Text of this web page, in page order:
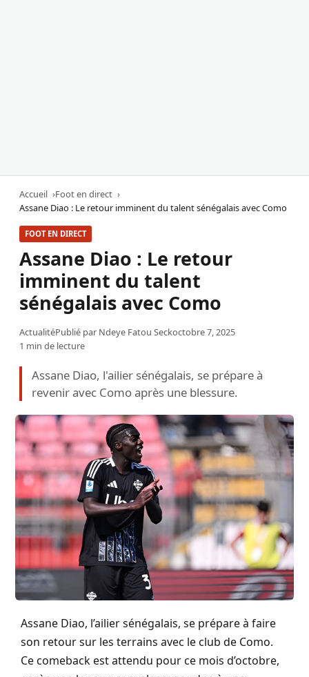
Accueil
Foot en direct
Assane Diao : Le retour imminent du talent sénégalais avec Como
FOOT EN DIRECT
Assane Diao : Le retour
imminent du talent
sénégalais avec Como
ActualitéPublié par Ndeye Fatou Seckoctobre 7, 2025
1 min de lecture
Assane Diao, l'ailier sénégalais, se prépare à
revenir avec Como après une blessure.
Assane Diao, l’ailier sénégalais, se prépare à faire
son retour sur les terrains avec le club de Como.
Ce comeback est attendu pour ce mois d’octobre,